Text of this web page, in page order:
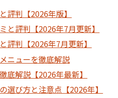
評判【2026年版】
と評判【2026年7月更新】
評判【2026年7月更新】
ニューを徹底解説
底解説【2026年最新】
選び方と注意点【2026年】